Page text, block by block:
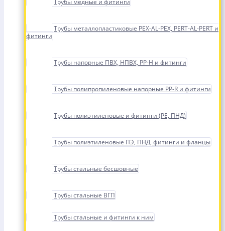
Трубы медные и фитинги
Трубы металлопластиковые PEX-AL-PEX, PERT-AL-PERT и
фитинги
Трубы напорные ПВХ, НПВХ, PP-H и фитинги
Трубы полипропиленовые напорные PP-R и фитинги
Трубы полиэтиленовые и фитинги (PE, ПНД)
Трубы полиэтиленовые ПЭ, ПНД, фитинги и фланцы
Трубы стальные бесшовные
Трубы стальные ВГП
Трубы стальные и фитинги к ним